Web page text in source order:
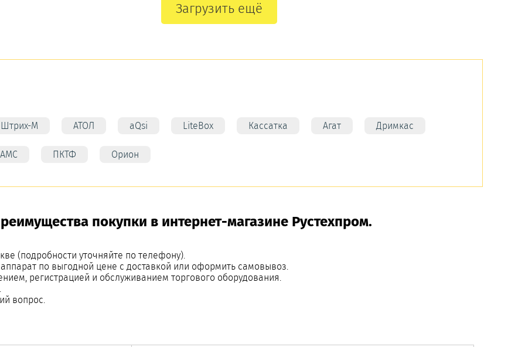
Загрузить ещё
Штрих-М АТОЛ aQsi LiteBox Кассатка Агат Дримкас
АМС ПКТФ Орион
покупки в интернет-магазине Рустехпром.
(подробности уточняйте по телефону).
по выгодной цене с доставкой или оформить самовывоз.
регистрацией и обслуживанием торгового оборудования.
вопрос.